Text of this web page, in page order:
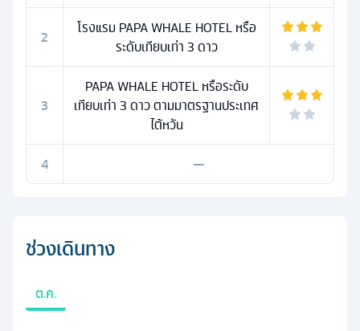
2
โรงแรม PAPA WHALE HOTEL หรือ
ระดับเทียบเท่า 3 ดาว
3
PAPA WHALE HOTEL หรือระดับ
เทียบเท่า 3 ดาว ตามมาตรฐานประเทศ
ไต้หวัน
4
—
ช่วงเดินทาง
ต.ค.